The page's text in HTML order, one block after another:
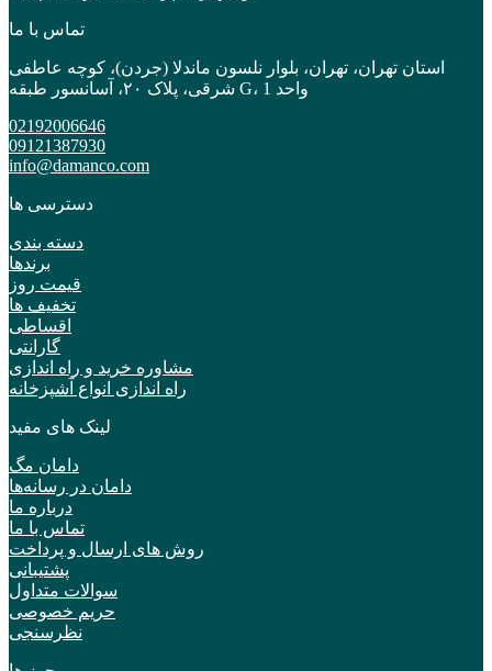
تماس با ما
استان تهران، تهران، بلوار نلسون ماندلا (جردن)، کوچه عاطفی
شرقی، پلاک ۲۰، آسانسور طبقه G، واحد 1
02192006646
09121387930
info@damanco.com
دسترسی ها
دسته بندی
برندها
قیمت روز
تخفیف ها
اقساطی
گارانتی
مشاوره خرید و راه اندازی
راه اندازی انواع آشپزخانه
لینک های مفید
دامان مگ
دامان در رسانه‌ها
درباره ما
تماس با ما
روش های ارسال و پرداخت
پشتیبانی
سوالات متداول
حریم خصوصی
نظرسنجی